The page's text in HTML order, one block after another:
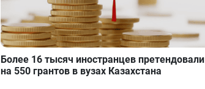
Более 16 тысяч иностранцев претендовали
на 550 грантов в вузах Казахстана